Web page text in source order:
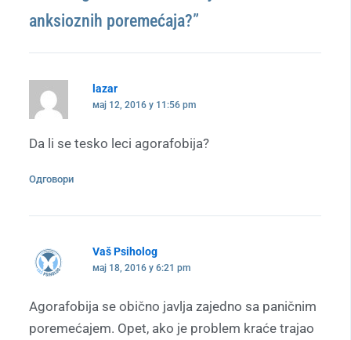
anksioznih poremećaja?”
lazar
мај 12, 2016 у 11:56 pm
Da li se tesko leci agorafobija?
Одговори
Vaš Psiholog
мај 18, 2016 у 6:21 pm
Agorafobija se obično javlja zajedno sa paničnim
poremećajem. Opet, ako je problem kraće trajao